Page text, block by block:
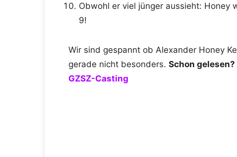
Obwohl er viel jünger aussieht: Honey
9!
Wir sind gespannt ob Alexander Honey
gerade nicht besonders. Schon gelesen?
GZSZ-Casting